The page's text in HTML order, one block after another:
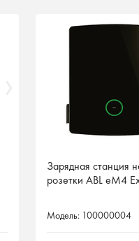
Зарядная станция
розетки ABL eM4
Модель: 100000004
Зарядная станция
розетки ABL eM4
Модель: 100000004